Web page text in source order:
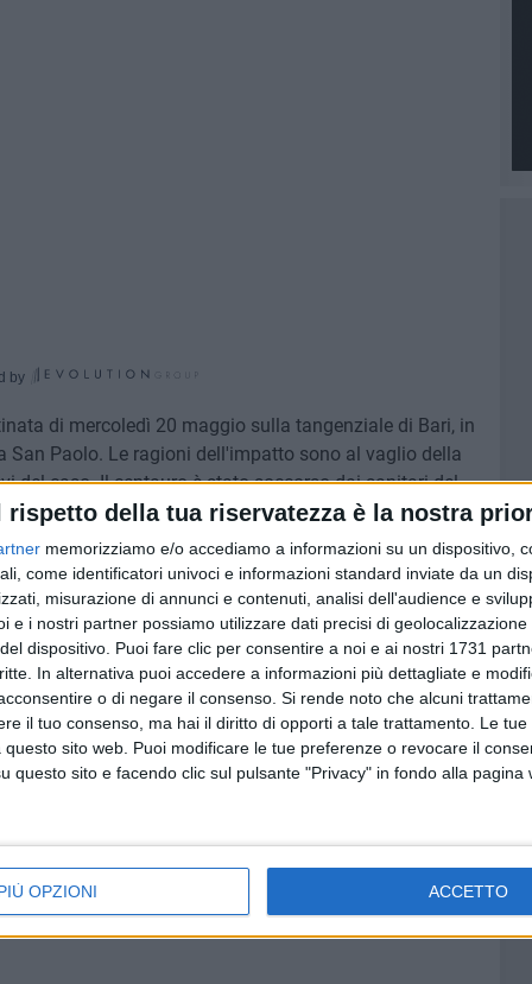
rispetto della tua riservatezza è la nostra
memorizziamo e/o accediamo a informazioni su un dispositivo,
come identificatori univoci e informazioni standard inviate da un
misurazione di annunci e contenuti, analisi dell'audience e
e i nostri partner possiamo utilizzare dati precisi di
dispositivo. Puoi fare clic per consentire a noi e ai nostri 1731
In alternativa puoi accedere a informazioni più dettagliate e
o di negare il consenso. Si rende noto che alcuni
il tuo consenso, ma hai il diritto di opporti a tale trattamento. Le
sito web. Puoi modificare le tue preferenze o revocare il
questo sito e facendo clic sul pulsante "Privacy" in fondo alla pagina
OPZIONI ACCETTO
by
di mercoledì 20 maggio sulla tangenziale di Bari, in
San Paolo. Le ragioni dell'impatto sono al vaglio della
del caso. Il centauro è stato soccorso dai sanitari del
dove si circola sostanzialmente su una sola corsia.
gravi. Seguiranno maggiori dettagli.
6 AGOSTO 2026
Bimba di 6 anni precipita dalla
finestra di casa: è grave al
Policlinico di Bari